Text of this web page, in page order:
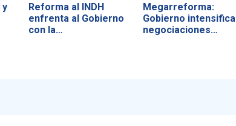
y
Reforma al INDH
enfrenta al Gobierno
con la…
Megarreforma:
Gobierno intensifica
negociaciones…